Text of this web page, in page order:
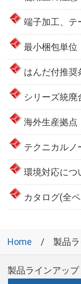
端子加工、テ
最小梱包単位
はんだ付推奨
シリーズ統廃
海外生産拠点
テクニカルノ
環境対応につ
カタログ(全
Home 製品
製品ラインアップ